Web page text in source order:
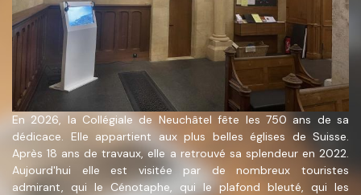
En 2026, la Collégiale de Neuchâtel fête les 750 ans de sa
dédicace. Elle appartient aux plus belles églises de Suisse.
Après 18 ans de travaux, elle a retrouvé sa splendeur en 2022.
Aujourd'hui elle est visitée par de nombreux touristes
admirant, qui le Cénotaphe, qui le plafond bleuté, qui les